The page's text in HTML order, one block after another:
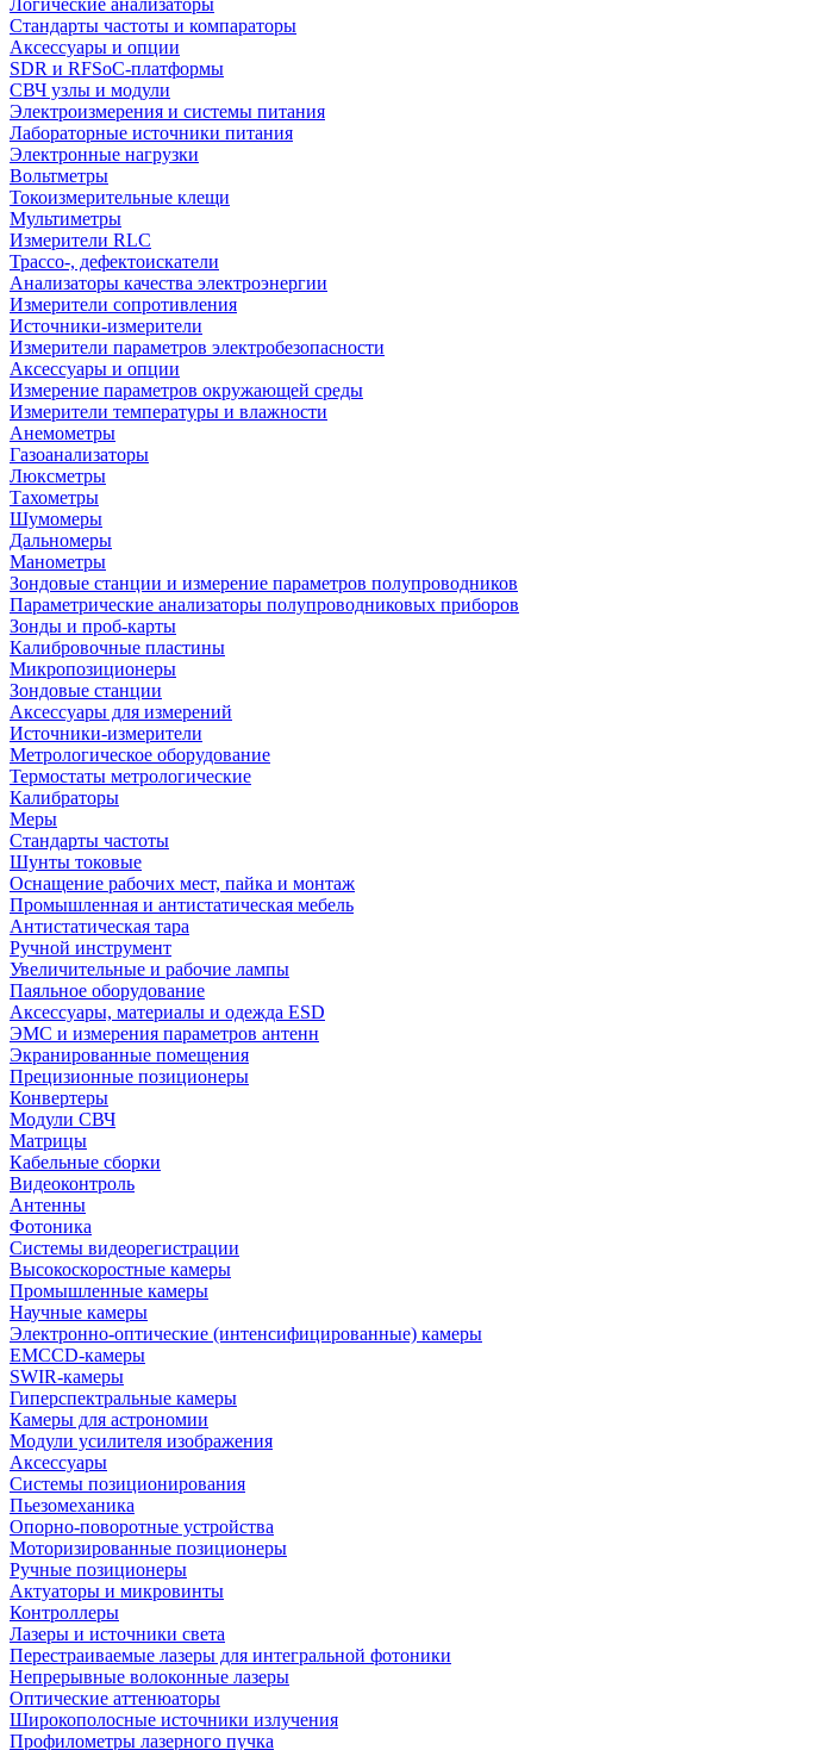
Логические анализаторы
Стандарты частоты и компараторы
Аксессуары и опции
SDR и RFSoC‑платформы
СВЧ узлы и модули
Электроизмерения и системы питания
Лабораторные источники питания
Электронные нагрузки
Вольтметры
Токоизмерительные клещи
Мультиметры
Измерители RLC
Трассо-, дефектоискатели
Анализаторы качества электроэнергии
Измерители сопротивления
Источники-измерители
Измерители параметров электробезопасности
Аксессуары и опции
Измерение параметров окружающей среды
Измерители температуры и влажности
Анемометры
Газоанализаторы
Люксметры
Тахометры
Шумомеры
Дальномеры
Манометры
Зондовые станции и измерение параметров полупроводников
Параметрические анализаторы полупроводниковых приборов
Зонды и проб-карты
Калибровочные пластины
Микропозиционеры
Зондовые станции
Аксессуары для измерений
Источники-измерители
Метрологическое оборудование
Термостаты метрологические
Калибраторы
Меры
Стандарты частоты
Шунты токовые
Оснащение рабочих мест, пайка и монтаж
Промышленная и антистатическая мебель
Антистатическая тара
Ручной инструмент
Увеличительные и рабочие лампы
Паяльное оборудование
Аксессуары, материалы и одежда ESD
ЭМС и измерения параметров антенн
Экранированные помещения
Прецизионные позиционеры
Конвертеры
Модули СВЧ
Матрицы
Кабельные сборки
Видеоконтроль
Антенны
Фотоника
Cистемы видеорегистрации
Высокоскоростные камеры
Промышленные камеры
Научные камеры
Электронно-оптические (интенсифицированные) камеры
EMCCD-камеры
SWIR-камеры
Гиперспектральные камеры
Камеры для астрономии
Модули усилителя изображения
Аксессуары
Системы позиционирования
Пьезомеханика
Опорно-поворотные устройства
Моторизированные позиционеры
Ручные позиционеры
Актуаторы и микровинты
Контроллеры
Лазеры и источники света
Перестраиваемые лазеры для интегральной фотоники
Непрерывные волоконные лазеры
Оптические аттенюаторы
Широкополосные источники излучения
Профилометры лазерного пучка